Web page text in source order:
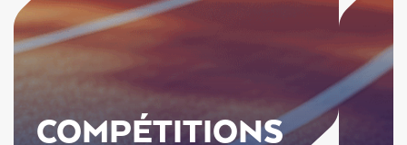
COMPÉTITIONS